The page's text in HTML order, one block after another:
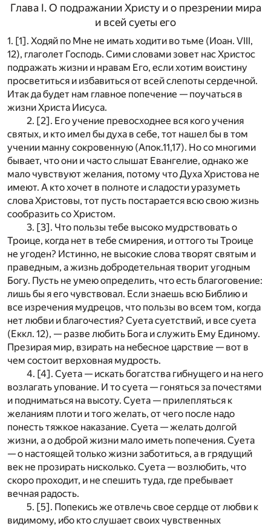
Глава I. О подражании Христу и о презрении мира
и всей суеты его
1. [1]. Ходяй по Мне не имать ходити во тьме (Иоан. VIII,
12), глаголет Господь. Сими словами зовет нас Христос
подражать жизни и нравам Его, если хотим воистину
просветиться и избавиться от всей слепоты сердечной.
Итак да будет нам главное попечение — поучаться в
жизни Христа Иисуса.
2. [2]. Его учение превосходнее вся кого учения
святых, и кто имел бы духа в себе, тот нашел бы в том
учении манну сокровенную (Апок.11,17). Но со многими
бывает, что они и часто слышат Евангелие, однако же
мало чувствуют желания, потому что Духа Христова не
имеют. А кто хочет в полноте и сладости уразуметь
слова Христовы, тот пусть постарается всю свою жизнь
сообразить со Христом.
3. [3]. Что пользы тебе высоко мудрствовать о
Троице, когда нет в тебе смирения, и оттого ты Троице
не угоден? Истинно, не высокие слова творят святым и
праведным, а жизнь добродетельная творит угодным
Богу. Пусть не умею определить, что есть благоговение:
лишь бы я его чувствовал. Если знаешь всю Библию и
все изречения мудрецов, что пользы во всем том, когда
нет любви и благочестия? Суета суетствий, и все суета
(Еккл. 12), — разве любить Бога и служить Ему Единому.
Презирая мир, взирать на небесное царствие — вот в
чем состоит верховная мудрость.
4. [4]. Суета — искать богатства гибнущего и на него
возлагать упование. И то суета — гоняться за почестями
и подниматься на высоту. Суета — прилепляться к
желаниям плоти и того желать, от чего после надо
понесть тяжкое наказание. Суета — желать долгой
жизни, а о доброй жизни мало иметь попечения. Суета
— о настоящей только жизни заботиться, а в грядущий
век не прозирать нисколько. Суета — возлюбить, что
скоро проходит, и не спешить туда, где пребывает
вечная радость.
5. [5]. Попекись же отвлечь свое сердце от любви к
видимому, ибо кто слушает своих чувственных